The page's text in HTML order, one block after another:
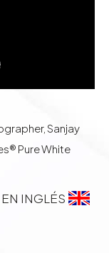
Sanjay
Pure White
INGLÉS